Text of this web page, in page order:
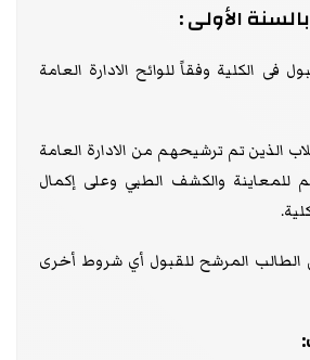
فى الكلية وفقاً للوائح الادارة العامة
الذين تم ترشيحهم من الادارة العامة
للمعاينة والكشف الطبي وعلى إكمال
الطالب المرشح للقبول أي شروط أخرى